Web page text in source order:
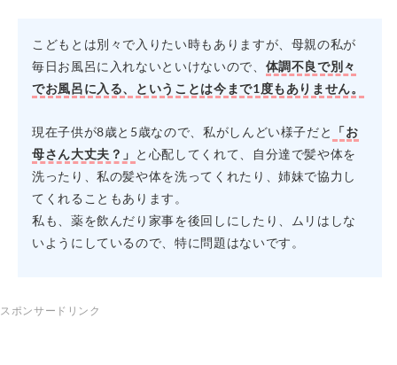
こどもとは別々で入りたい時もありますが、母親の私が
毎日お風呂に入れないといけないので、 体調不良で別々
でお風呂に入る、ということは今まで1度もありません。
現在子供が8歳と5歳なので、私がしんどい様子だと
「お
母さん大丈夫？」 と心配してくれて、自分達で髪や体を
洗ったり、私の髪や体を洗ってくれたり、姉妹で協力し
てくれることもあります。
私も、薬を飲んだり家事を後回しにしたり、ムリはしな
いようにしているので、特に問題はないです。